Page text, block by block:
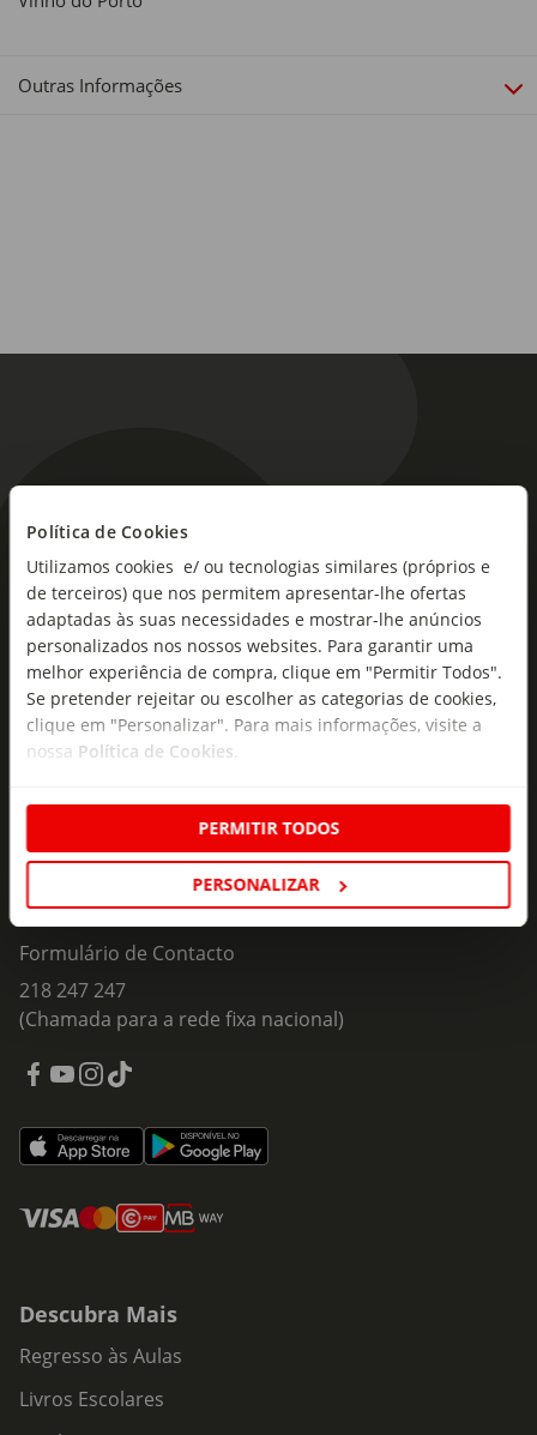
Política de Cookies
Utilizamos cookies e/ ou tecnologias similares (próprios e
de terceiros) que nos permitem apresentar-lhe ofertas
adaptadas às suas necessidades e mostrar-lhe anúncios
personalizados nos nossos websites. Para garantir uma
melhor experiência de compra, clique em "Permitir Todos".
Se pretender rejeitar ou escolher as categorias de cookies,
clique em "Personalizar". Para mais informações, visite a
nossa Política de Cookies
PERMITIR TODOS
PERSONALIZAR
Outras Informações
As novidades mais frescas no
seu e-mail!
Subscreva e descubra campanhas exclusivas,
ofertas e novidades para si.
Insira o seu e-
mail
Subscrever
Fale Connosco
Formulário de Contacto
218 247 247
(Chamada para a rede fixa nacional)
Descubra Mais
Regresso às Aulas
Livros Escolares